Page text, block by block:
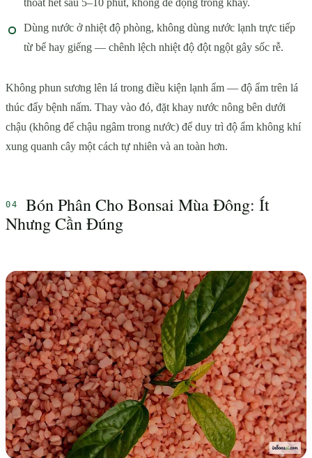
Dùng nước ở nhiệt độ phòng, không dùng nước lạnh trực tiếp
từ bể hay giếng — chênh lệch nhiệt độ đột ngột gây sốc rễ.
Không phun sương lên lá trong điều kiện lạnh ẩm — độ ẩm trên lá
thúc đẩy bệnh nấm. Thay vào đó, đặt khay nước nông bên dưới
chậu (không để chậu ngâm trong nước) để duy trì độ ẩm không khí
xung quanh cây một cách tự nhiên và an toàn hơn.
Bón Phân Cho Bonsai Mùa Đông: Ít
Nhưng Cần Đúng